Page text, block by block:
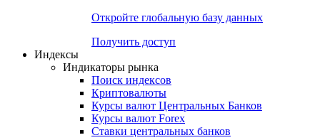
Откройте глобальную базу данных
Получить доступ
Индексы
Индикаторы рынка
Поиск индексов
Криптовалюты
Курсы валют Центральных Банков
Курсы валют Forex
Ставки центральных банков